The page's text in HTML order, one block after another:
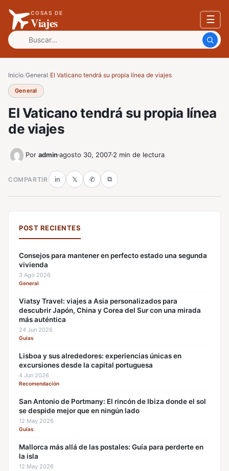
COSAS DE
Viajes ☰
Buscar:
Inicio/General/El Vaticano tendrá su propia línea de viajes
General
El Vaticano tendrá su propia línea
de viajes
Por admin agosto 30, 2007 2 min de lectura
COMPARTIR in 𝕏 ✆ ⧉
POST RECIENTES
Consejos para mantener en perfecto estado una segunda
vivienda
3 Ago 2026 ·
General
Viatsy Travel: viajes a Asia personalizados para
descubrir Japón, China y Corea del Sur con una mirada
más auténtica
24 Jun 2026 ·
Guías
Lisboa y sus alrededores: experiencias únicas en
excursiones desde la capital portuguesa
4 Jun 2026 ·
Recomendación
San Antonio de Portmany: El rincón de Ibiza donde el sol
se despide mejor que en ningún lado
12 May 2026 ·
Guías
Mallorca más allá de las postales: Guía para perderte en
la isla
12 May 2026 ·